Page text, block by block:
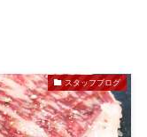
スタッフブログ